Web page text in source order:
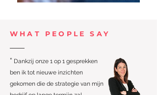
WHAT PEOPLE SAY
“ Dankzij onze 1 op 1 gesprekken
ben ik tot nieuwe inzichten
gekomen die de strategie van mijn